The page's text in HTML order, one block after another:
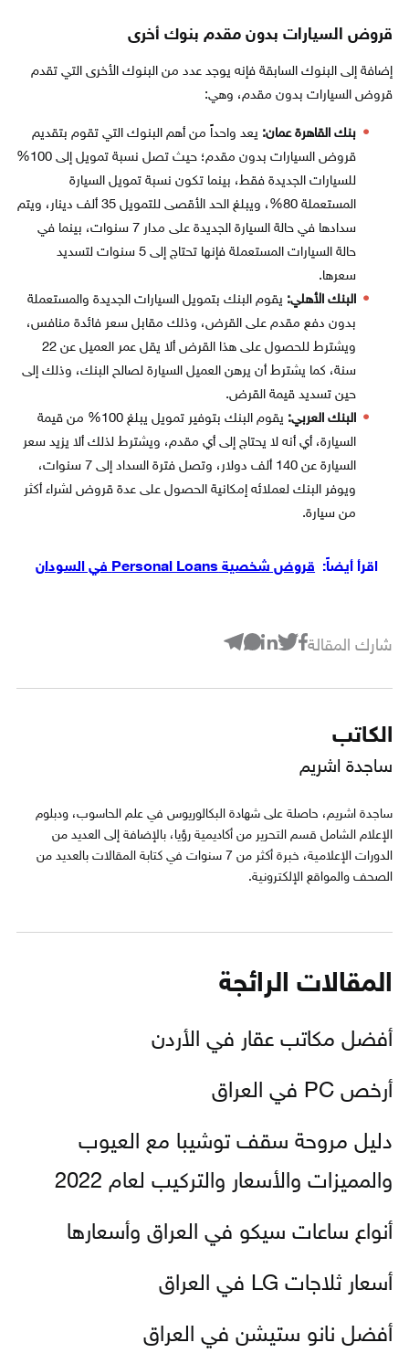
قروض السيارات بدون مقدم بنوك أخرى
إضافة إلى البنوك السابقة فإنه يوجد عدد من البنوك الأخرى التي تقدم
قروض السيارات بدون مقدم، وهي:
بنك القاهرة عمان: يعد واحداً من أهم البنوك التي تقوم بتقديم
قروض السيارات بدون مقدم؛ حيث تصل نسبة تمويل إلى 100%
للسيارات الجديدة فقط، بينما تكون نسبة تمويل السيارة
المستعملة 80%، ويبلغ الحد الأقصى للتمويل 35 ألف دينار، ويتم
سدادها في حالة السيارة الجديدة على مدار 7 سنوات، بينما في
حالة السيارات المستعملة فإنها تحتاج إلى 5 سنوات لتسديد
سعرها.
البنك الأهلي: يقوم البنك بتمويل السيارات الجديدة والمستعملة
بدون دفع مقدم على القرض، وذلك مقابل سعر فائدة منافس،
ويشترط للحصول على هذا القرض ألا يقل عمر العميل عن 22
سنة، كما يشترط أن يرهن العميل السيارة لصالح البنك، وذلك إلى
حين تسديد قيمة القرض.
البنك العربي:
يقوم البنك بتوفير تمويل يبلغ 100% من قيمة
السيارة، أي أنه لا يحتاج إلى أي مقدم، ويشترط لذلك ألا يزيد سعر
السيارة عن 140 ألف دولار، وتصل فترة السداد إلى 7 سنوات،
ويوفر البنك لعملائه إمكانية الحصول على عدة قروض لشراء أكثر
من سيارة.
اقرأ أيضاً: قروض شخصية Personal Loans في السودان
شارك المقالة
الكاتب
ساجدة اشريم
ساجدة اشريم، حاصلة على شهادة البكالوريوس في علم الحاسوب، ودبلوم
الإعلام الشامل قسم التحرير من أكاديمية رؤيا، بالإضافة إلى العديد من
الدورات الإعلامية، خبرة أكثر من 7 سنوات في كتابة المقالات بالعديد من
الصحف والمواقع الإلكترونية.
المقالات الرائجة
أفضل مكاتب عقار في الأردن
أرخص PC في العراق
دليل مروحة سقف توشيبا مع العيوب
والمميزات والأسعار والتركيب لعام 2022
أنواع ساعات سيكو في العراق وأسعارها
أسعار ثلاجات LG في العراق
أفضل نانو ستيشن في العراق